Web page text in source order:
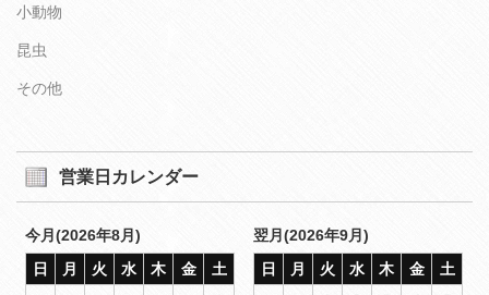
小動物
昆虫
その他
営業日カレンダー
今月(2026年8月)
日
月 火 水 木 金
土
翌月(2026年9月)
日
月 火 水 木 金
土